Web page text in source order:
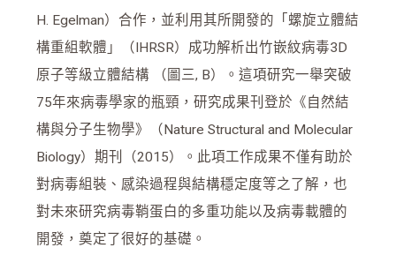
H. Egelman）合作，並利用其所開發的「螺旋立體結
構重組軟體」（IHRSR）成功解析出竹嵌紋病毒3D
原子等級立體結構 （圖三, B）。這項研究一舉突破
75年來病毒學家的瓶頸，研究成果刊登於《自然結
構與分子生物學》（Nature Structural and Molecular
Biology）期刊（2015）。此項工作成果不僅有助於
對病毒組裝、感染過程與結構穩定度等之了解，也
對未來研究病毒鞘蛋白的多重功能以及病毒載體的
開發，奠定了很好的基礎。